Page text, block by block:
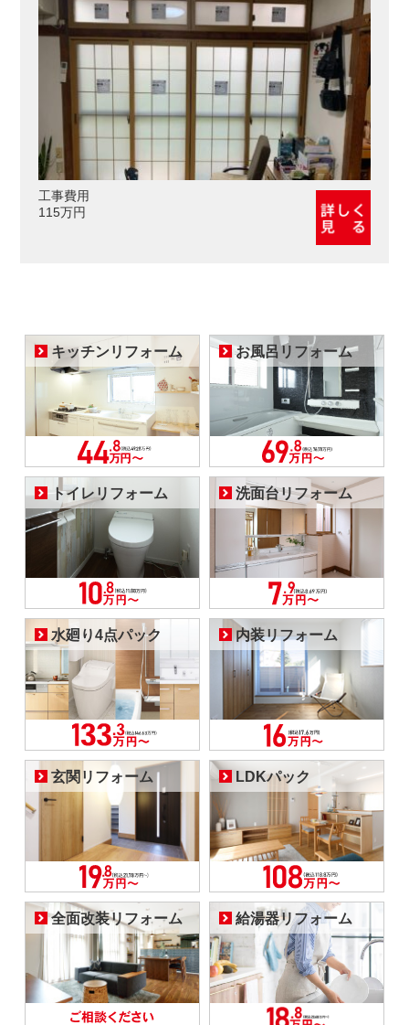
工事費用
115万円
キッチンリフォーム お風呂リフォーム
トイレリフォーム 洗面台リフォーム
水廻り4点パック 内装リフォーム
玄関リフォーム LDKパック
全面改装リフォーム 給湯器リフォーム